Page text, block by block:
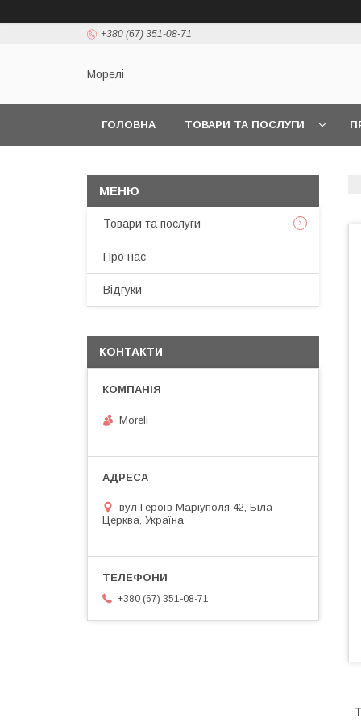
+380 (67) 351-08-71
Морелі
ГОЛОВНА ТОВАРИ ТА ПОСЛУГИ
Товари та послуги
Про нас
Відгуки
КОНТАКТИ
Moreli
вул Героїв Маріуполя 42, Біла
Церква, Україна
+380 (67) 351-08-71